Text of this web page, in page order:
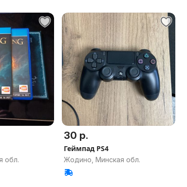
обл.
30 р.
Геймпад PS4
Жодино, Минская обл.